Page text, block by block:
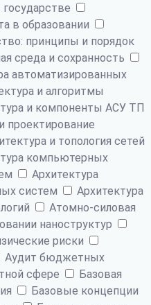
в образовании
принципы и порядок
среда и сохранность
автоматизированных
и алгоритмы
и компоненты АСУ ТП
проектирование
и топология сетей
компьютерных
Архитектура
систем
Архитектура
Атомно-силовая
наноструктур
риски
Аудит бюджетных
сфере
Базовая
Базовые концепции